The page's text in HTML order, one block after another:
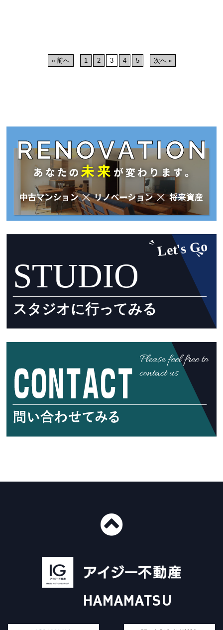
« 前へ 1 2 3 4 5 次へ »
■免許番号
建設業許可 国土交通大臣許可（般-4）第20412号
宅地建物取引業 国土交通大臣（3）第8168号
HAMAMATSU